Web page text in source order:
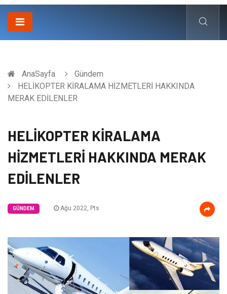
AnaSayfa
Gündem
HELİKOPTER KİRALAMA HİZMETLERİ HAKKINDA
MERAK EDİLENLER
HELİKOPTER KİRALAMA
HİZMETLERİ HAKKINDA MERAK
EDİLENLER
GÜNDEM Ağu 2022, Pts